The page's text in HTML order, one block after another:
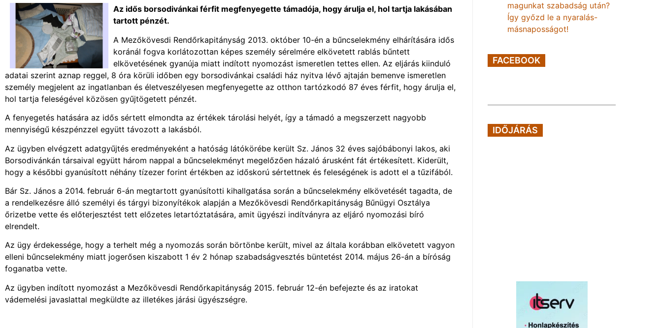
Az idős borsodivánkai férfit megfenyegette támadója, hogy árulja el, hol tartja lakásában
tartott pénzét.
A Mezőkövesdi Rendőrkapitányság 2013. október 10-én a bűncselekmény elhárítására idős
koránál fogva korlátozottan képes személy sérelmére elkövetett rablás bűntett
elkövetésének gyanúja miatt indított nyomozást ismeretlen tettes ellen. Az eljárás kiinduló
adatai szerint aznap reggel, 8 óra körüli időben egy borsodivánkai családi ház nyitva lévő ajtaján bemenve ismeretlen
személy megjelent az ingatlanban és életveszélyesen megfenyegette az otthon tartózkodó 87 éves férfit, hogy árulja el,
hol tartja feleségével közösen gyűjtögetett pénzét.
A fenyegetés hatására az idős sértett elmondta az értékek tárolási helyét, így a támadó a megszerzett nagyobb
mennyiségű készpénzzel együtt távozott a lakásból.
Az ügyben elvégzett adatgyűjtés eredményeként a hatóság látókörébe került Sz. János 32 éves sajóbábonyi lakos, aki
Borsodivánkán társaival együtt három nappal a bűncselekményt megelőzően házaló árusként fát értékesített. Kiderült,
hogy a későbbi gyanúsított néhány tízezer forint értékben az időskorú sértettnek és feleségének is adott el a tűzifából.
Bár Sz. János a 2014. február 6-án megtartott gyanúsítotti kihallgatása során a bűncselekmény elkövetését tagadta, de
a rendelkezésre álló személyi és tárgyi bizonyítékok alapján a Mezőkövesdi Rendőrkapitányság Bűnügyi Osztálya
őrizetbe vette és előterjesztést tett előzetes letartóztatására, amit ügyészi indítványra az eljáró nyomozási bíró
elrendelt.
Az ügy érdekessége, hogy a terhelt még a nyomozás során börtönbe került, mivel az általa korábban elkövetett vagyon
elleni bűncselekmény miatt jogerősen kiszabott 1 év 2 hónap szabadságvesztés büntetést 2014. május 26-án a bíróság
foganatba vette.
Az ügyben indított nyomozást a Mezőkövesdi Rendőrkapitányság 2015. február 12-én befejezte és az iratokat
vádemelési javaslattal megküldte az illetékes járási ügyészségre.
magunkat szabadság után?
Így győzd le a nyaralás-
másnaposságot!
FACEBOOK
IDŐJÁRÁS